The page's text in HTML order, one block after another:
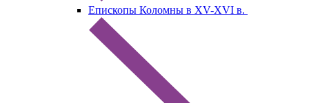
Епископы Коломны в XV-XVI в.